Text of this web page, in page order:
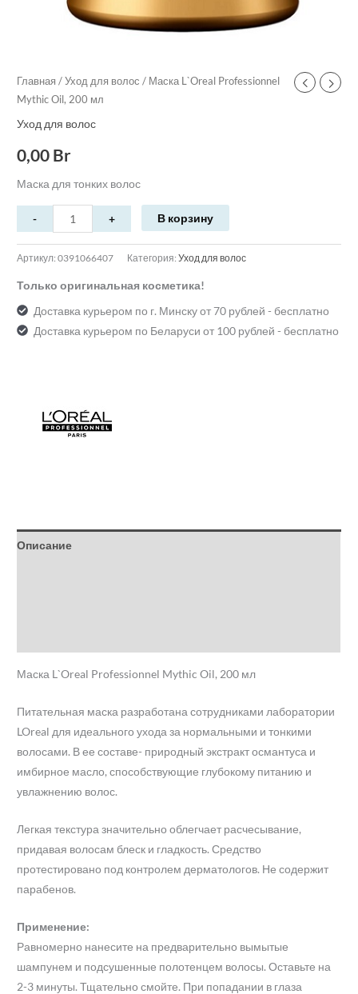
Главная /Уход для волос / Маска L`Oreal Professionnel
Mythic Oil, 200 мл
Уход для волос
0,00 Br
Маска для тонких волос
В корзину
Артикул:0391066407 Категория:Уход для волос
Только оригинальная косметика!
Доставка курьером по г. Минску от 70 рублей - бесплатно
Доставка курьером по Беларуси от 100 рублей - бесплатно
Описание
Маска L`Oreal Professionnel Mythic Oil, 200 мл
Питательная маска разработана сотрудниками лаборатории
LOreal для идеального ухода за нормальными и тонкими
волосами. В ее составе- природный экстракт османтуса и
имбирное масло, способствующие глубокому питанию и
увлажнению волос.
Легкая текстура значительно облегчает расчесывание,
придавая волосам блеск и гладкость. Средство
протестировано под контролем дерматологов. Не содержит
парабенов.
Применение:
Равномерно нанесите на предварительно вымытые
шампунем и подсушенные полотенцем волосы. Оставьте на
2-3 минуты. Тщательно смойте. При попадании в глаза